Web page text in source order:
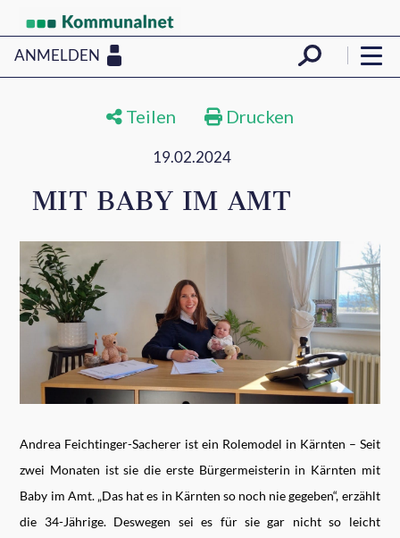
ANMELDEN
Teilen Drucken
19.02.2024
MIT BABY IM AMT
Andrea Feichtinger-Sacherer ist ein Rolemodel in Kärnten – Seit
zwei Monaten ist sie die erste Bürgermeisterin in Kärnten mit
Baby im Amt. „Das hat es in Kärnten so noch nie gegeben“, erzählt
die 34-Jährige. Deswegen sei es für sie gar nicht so leicht